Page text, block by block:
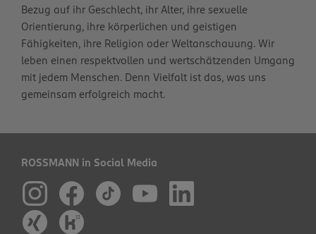
Bezug auf ihr Geschlecht, ihr Alter, ihre sexuelle
Orientierung, ihre körperlichen und geistigen
Fähigkeiten, ihre Religion oder Weltanschauung. Wir
leben einen respektvollen und wertschätzenden Umgang
mit jedem Menschen. Denn Vielfalt ist das, was uns
gemeinsam erfolgreich macht.
ROSSMANN in Social Media